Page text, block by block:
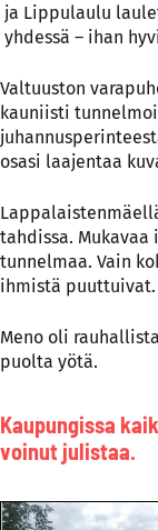
ja Lippulaulu
yhdessä – ihan
Valtuuston
kauniisti
osasi laajentaa
tahdissa.
tunnelmaa. Vain
ihmistä puuttuivat.
Meno oli
puolta yötä.
Kaupungissa
voinut julistaa.